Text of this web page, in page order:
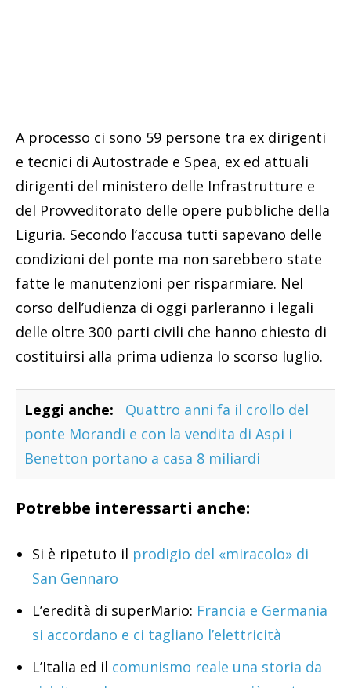
A processo ci sono 59 persone tra ex dirigenti
e tecnici di Autostrade e Spea, ex ed attuali
dirigenti del ministero delle Infrastrutture e
del Provveditorato delle opere pubbliche della
Liguria. Secondo l’accusa tutti sapevano delle
condizioni del ponte ma non sarebbero state
fatte le manutenzioni per risparmiare. Nel
corso dell’udienza di oggi parleranno i legali
delle oltre 300 parti civili che hanno chiesto di
costituirsi alla prima udienza lo scorso luglio.
Leggi anche:
Quattro anni fa il crollo del
ponte Morandi e con la vendita di Aspi i
Benetton portano a casa 8 miliardi
Potrebbe interessarti anche:
Si è ripetuto il prodigio del «miracolo» di
San Gennaro
L’eredità di superMario: Francia e Germania
si accordano e ci tagliano l’elettricità
L’Italia ed il comunismo reale una storia da